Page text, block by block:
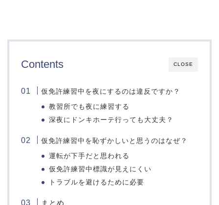
CLOSE
Contents
仮免許練習中を夜にするのは違反ですか？
教習所でも夜に練習する
深夜にドンキホーテ行っても大丈夫？
仮免許練習中を恥ずかしいと思うのはなぜ？
運転が下手だと思われる
仮免許練習中標識が見えにくい
トラブルを避けるために必要
まとめ